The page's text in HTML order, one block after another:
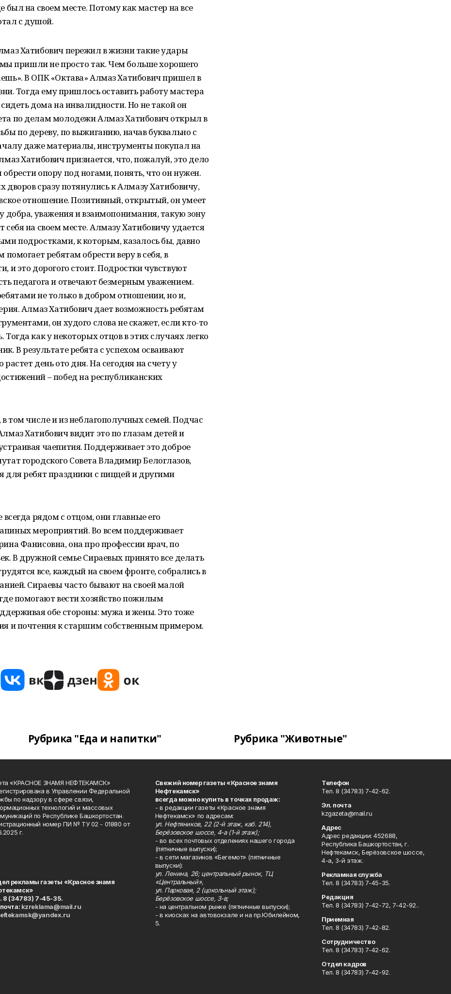
был на своем месте. Потому как мастер на все
с душой.
Хатибович пережил в жизни такие удары
пришли не просто так. Чем больше хорошего
В ОПК «Октава» Алмаз Хатибович пришел в
Тогда ему пришлось оставить работу мастера
дома на инвалидности. Но не такой он
по делам молодежи Алмаз Хатибович открыл в
по дереву, по выжиганию, начав буквально с
даже материалы, инструменты покупал на
Хатибович признается, что, пожалуй, это дело
опору под ногами, понять, что он нужен.
дворов сразу потянулись к Алмазу Хатибовичу,
отношение. Позитивный, открытый, он умеет
добра, уважения и взаимопонимания, такую зону
на своем месте. Алмазу Хатибовичу удается
подростками, к которым, казалось бы, давно
ребятам обрести веру в себя, в
и это дорогого стоит. Подростки чувствуют
педагога и отвечают безмерным уважением.
не только в добром отношении, но и,
Алмаз Хатибович дает возможность ребятам
он худого слова не скажет, если кто-то
как у некоторых отцов в этих случаях легко
В результате ребята с успехом осваивают
день ото дня. На сегодня на счету у
– побед на республиканских
том числе и из неблагополучных семей. Подчас
Хатибович видит это по глазам детей и
чаепития. Поддерживает это доброе
городского Совета Владимир Белоглазов,
для ребят праздники с пиццей и другими
рядом с отцом, они главные его
мероприятий. Во всем поддерживает
Фанисовна, она про профессии врач, по
В дружной семье Сираевых принято все делать
все, каждый на своем фронте, собрались в
Сираевы часто бывают на своей малой
помогают вести хозяйство пожилым
обе стороны: мужа и жены. Это тоже
и почтения к старшим собственным примером.
Рубрика "Еда и напитки" Рубрика "Животные"
«КРАСНОЕ ЗНАМЯ НЕФТЕКАМСК»
в Управлении Федеральной
по надзору в сфере связи,
технологий и массовых
по Республике Башкортостан.
номер ПИ № ТУ 02 - 01880 от
г.
рекламы газеты «Красное знамя
8 (34783) 7-45-35.
kzreklama@mail.ru
Свежий номер газеты «Красное знамя
Нефтекамск»
всегда можно купить в точках продаж:
- в редакции газеты «Красное знамя
Нефтекамск» по адресам:
ул. Нефтяников, 22 (2-й этаж, каб. 214),
Берёзовское шоссе, 4-а (1-й этаж);
- во всех почтовых отделениях нашего города
(пятничные выпуски);
- в сети магазинов «Бегемот» (пятничные
выпуски):
ул. Ленина, 26; центральный рынок, ТЦ
«Центральный»,
ул. Парковая, 2 (цокольный этаж);
Берёзовское шоссе, 3-в;
- на центральном рынке (пятничные выпуски);
- в киосках на автовокзале и на пр.Юбилейном,
5.
Телефон
Тел. 8 (34783) 7-42-62.
Эл. почта
kzgazeta@mail.ru
Адрес
Адрес редакции: 452688,
Республика Башкортостан, г.
Нефтекамск, Берёзовское шоссе,
4-а, 3-й этаж.
Рекламная служба
Тел. 8 (34783) 7-45-35.
Редакция
Тел. 8 (34783) 7-42-72, 7-42-92..
Приемная
Тел. 8 (34783) 7-42-82.
Сотрудничество
Тел. 8 (34783) 7-42-62.
Отдел кадров
Тел. 8 (34783) 7-42-92.